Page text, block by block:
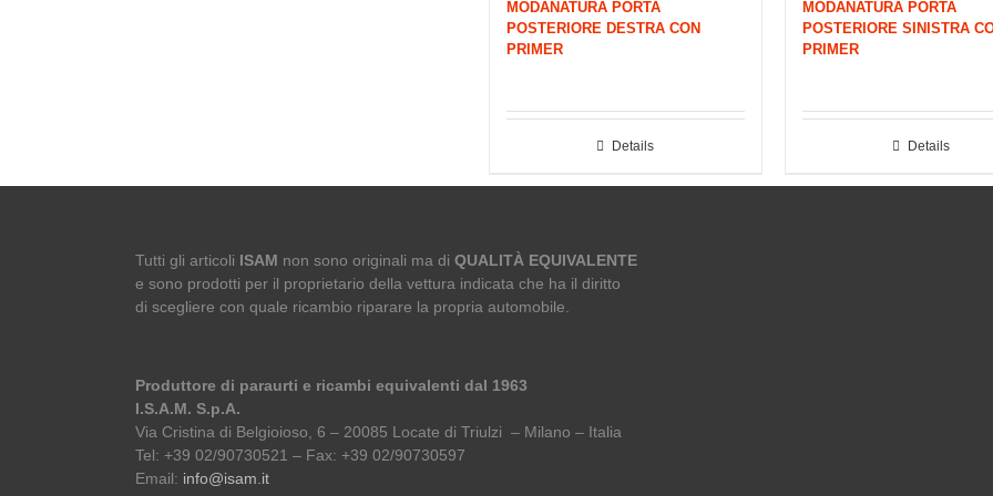
MODANATURA PORTA
POSTERIORE DESTRA CON
PRIMER
Details
MODANATURA PORTA
POSTERIORE SINISTRA
PRIMER
Details
Tutti gli articoli ISAM non sono originali ma di QUALITÀ EQUIVALENTE
e sono prodotti per il proprietario della vettura indicata che ha il diritto
di scegliere con quale ricambio riparare la propria automobile.
Produttore di paraurti e ricambi equivalenti dal 1963
I.S.A.M. S.p.A.
Via Cristina di Belgioioso, 6 – 20085 Locate di Triulzi – Milano – Italia
Tel: +39 02/90730521 – Fax: +39 02/90730597
Email: info@isam.it